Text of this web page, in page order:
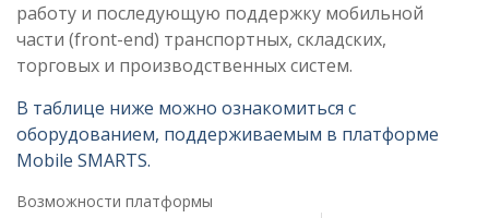
работу и последующую поддержку мобильной
части (front-end) транспортных, складских,
торговых и производственных систем.
В таблице ниже можно ознакомиться с
оборудованием, поддерживаемым в платформе
Mobile SMARTS.
Возможности платформы